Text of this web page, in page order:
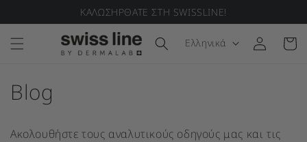
στο περιεχόμενο
ΚΑΛΩΣΗΡΘΑΤΕ ΣΤΗ SWISSLINE!
Γλώσσα
Ελληνικά Σύνδεση Καλάθι
Blog
Ακολουθήστε τους αναλυτικούς οδηγούς μας και τις